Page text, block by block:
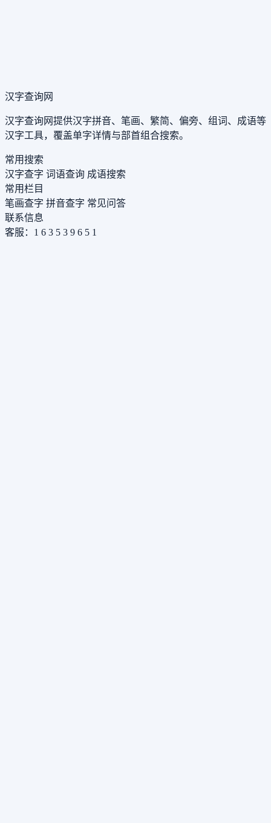
汉字查询网
汉字查询网提供汉字拼音、笔画、繁简、偏旁、组词、成语等
汉字工具，覆盖单字详情与部首组合搜索。
常用搜索
汉字查字 词语查询 成语搜索
常用栏目
笔画查字 拼音查字 常见问答
联系信息
客服：1 6 3 5 3 9 6 5 1